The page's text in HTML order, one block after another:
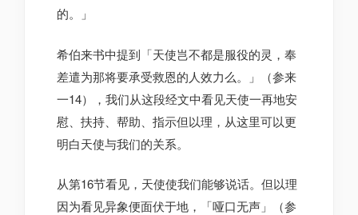
的。」
希伯来书中提到「天使岂不都是服役的灵，奉
差遣为那将要承受救恩的人效力么。」（参来
一14），我们从这段经文中看见天使一再地安
慰、扶持、帮助、指示但以理，从这里可以更
明白天使与我们的关系。
从第16节看见，天使使我们能够说话。但以理
因为看见异象便面伏于地，「哑口无声」（参